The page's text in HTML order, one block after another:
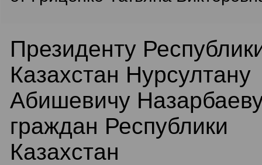
Президенту
Казахстан Нурсултану
Абишевичу
граждан Республики
Казахстан